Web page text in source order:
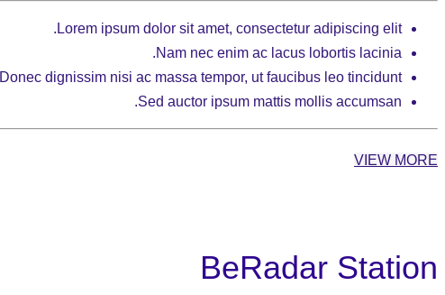
Lorem ipsum dolor sit amet, consectetur adipiscing elit.
Nam nec enim ac lacus lobortis lacinia.
Donec dignissim nisi ac massa tempor, ut faucibus leo tincidunt.
Sed auctor ipsum mattis mollis accumsan.
VIEW MORE
BeRadar Station